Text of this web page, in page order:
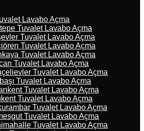
Lavabo Açma
Tuvalet Lavabo Açma
Tuvalet Lavabo Açma
Tuvalet Lavabo Açma
Tuvalet Lavabo Açma
Tuvalet Lavabo Açma
Tuvalet Lavabo Açma
Tuvalet Lavabo Açma
Tuvalet Lavabo Açma
Tuvalet Lavabo Açma
Tuvalet Lavabo Açma
Tuvalet Lavabo Açma
Tuvalet Lavabo Açma